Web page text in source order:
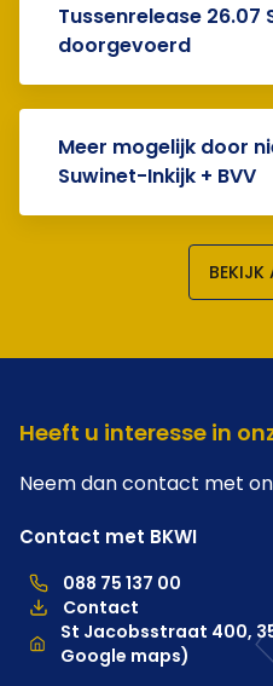
Tussenrelease 26.07
doorgevoerd
Meer mogelijk door
Suwinet-Inkijk + BVV
BEKIJK
Heeft u interesse in
Neem dan contact met
Contact met BKWI
088 75 137 00
088 75 137 00,
Contact
Locatie
St Jacobsstraat 400,
Google maps)